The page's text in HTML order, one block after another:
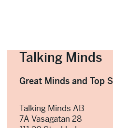
Talking Minds
Great Minds and Top
Talking Minds AB
7A Vasagatan 28